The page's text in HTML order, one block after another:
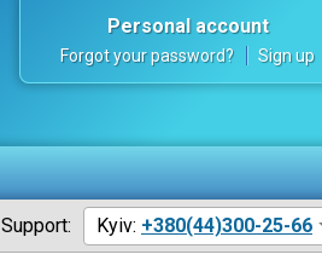
Personal account
Forgot your password? Sign up
Support: Kyiv: +380(44)300-25-66